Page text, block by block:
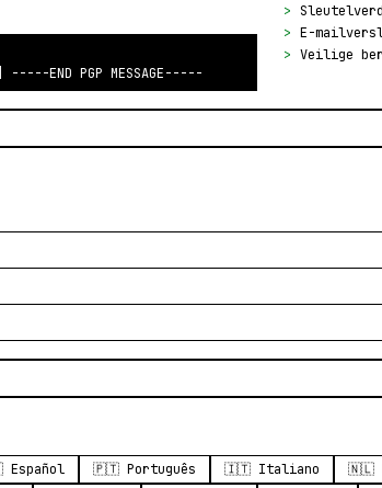
END PGP MESSAGE-----
>
> E-
> Veilige
🇵🇹 Português 🇮🇹 Italiano 🇳🇱